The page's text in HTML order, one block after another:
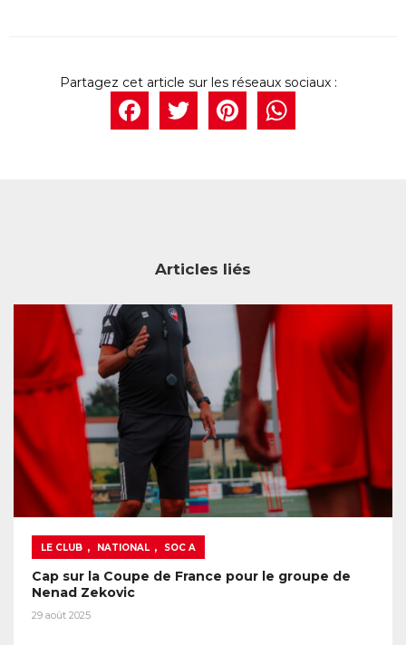
Facebook
Twitter
Articles liés
LE CLUB , NATIONAL , SOC A
Cap sur la Coupe de France pour le groupe de
Nenad Zekovic
29 août 2025